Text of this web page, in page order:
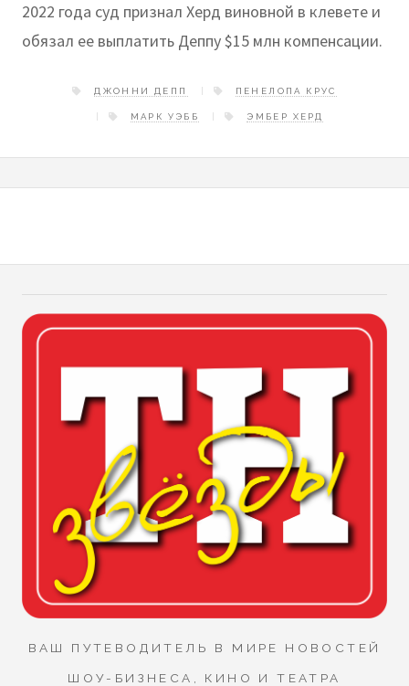
2022 года суд признал Херд виновной в клевете и
обязал ее выплатить Деппу $15 млн компенсации.
ДЖОННИ ДЕПП ПЕНЕЛОПА КРУС
МАРК УЭББ ЭМБЕР ХЕРД
ВАШ ПУТЕВОДИТЕЛЬ В МИРЕ НОВОСТЕЙ
ШОУ-БИЗНЕСА, КИНО И ТЕАТРА